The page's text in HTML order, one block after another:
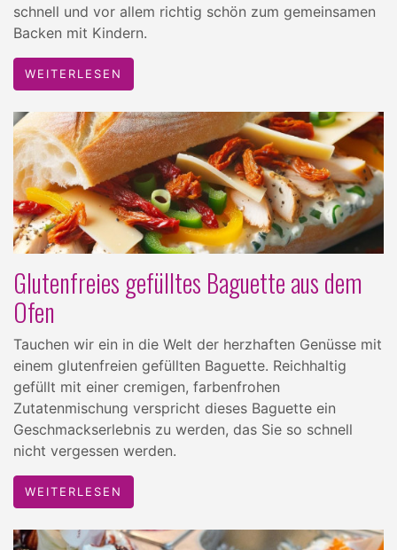
schnell und vor allem richtig schön zum gemeinsamen
Backen mit Kindern.
WEITERLESEN
Glutenfreies gefülltes Baguette aus dem
Ofen
Tauchen wir ein in die Welt der herzhaften Genüsse mit
einem glutenfreien gefüllten Baguette. Reichhaltig
gefüllt mit einer cremigen, farbenfrohen
Zutatenmischung verspricht dieses Baguette ein
Geschmackserlebnis zu werden, das Sie so schnell
nicht vergessen werden.
WEITERLESEN